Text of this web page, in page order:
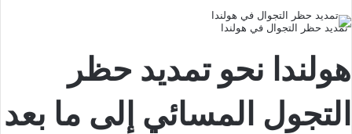
تمديد حظر التجوال في هولندا
هولندا نحو تمديد حظر
التجول المسائي إلى ما بعد